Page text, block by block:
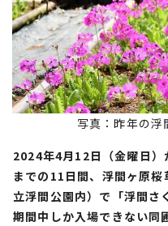
写真：昨年の
2024年4月12日（金曜日）
までの11日間、浮間ヶ原
立浮間公園内）で「浮間さ
期間中しか入場できない